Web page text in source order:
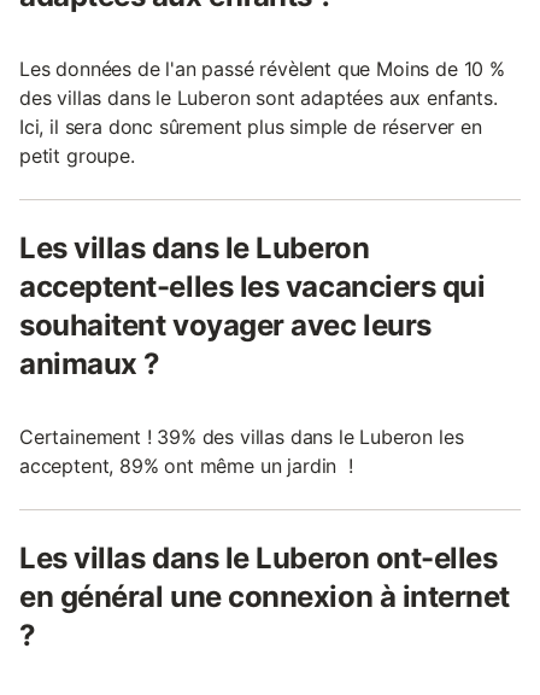
Les données de l'an passé révèlent que Moins de 10 %
des villas dans le Luberon sont adaptées aux enfants.
Ici, il sera donc sûrement plus simple de réserver en
petit groupe.
Les villas dans le Luberon
acceptent-elles les vacanciers qui
souhaitent voyager avec leurs
animaux ?
Certainement ! 39% des villas dans le Luberon les
acceptent, 89% ont même un jardin !
Les villas dans le Luberon ont-elles
en général une connexion à internet
?